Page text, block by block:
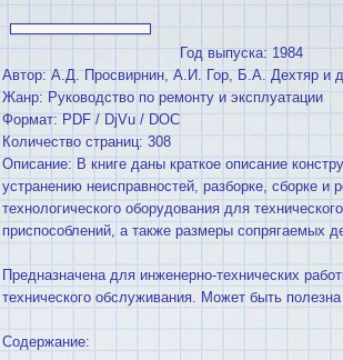
Год выпуска: 1984
Автор: А.Д. Просвирнин, А.И. Гор, Б.А. Дехтяр и
Жанр: Руководство по ремонту и эксплуатации
Формат: PDF / DjVu / DOC
Количество страниц: 308
Описание: В книге даны краткое описание
устранению неисправностей, разборке, сборке
технологического оборудования для
приспособлений, а также размеры сопрягаемых
Предназначена для инженерно-технических
технического обслуживания. Может быть
Содержание: